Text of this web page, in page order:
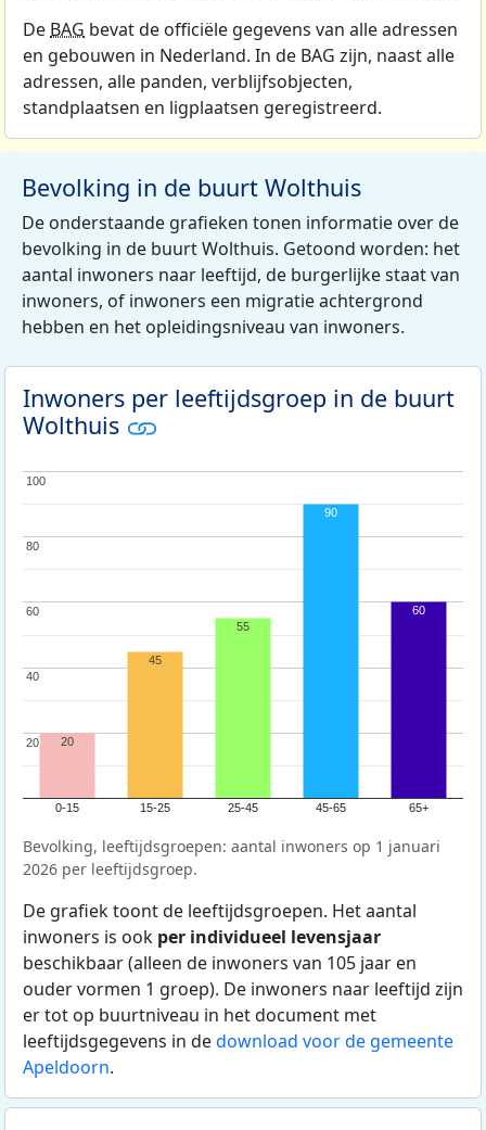
De BAG bevat de officiële gegevens van alle adressen
en gebouwen in Nederland. In de BAG zijn, naast alle
adressen, alle panden, verblijfsobjecten,
standplaatsen en ligplaatsen geregistreerd.
Bevolking in de buurt Wolthuis
De onderstaande grafieken tonen informatie over de
bevolking in de buurt Wolthuis. Getoond worden: het
aantal inwoners naar leeftijd, de burgerlijke staat van
inwoners, of inwoners een migratie achtergrond
hebben en het opleidingsniveau van inwoners.
Inwoners per leeftijdsgroep in de buurt
Wolthuis
0-15 15-25 25-45 45-65 65+
20
20
40
40
60
60
80
80
100
100
20
45
55
90
60
Bevolking, leeftijdsgroepen: aantal inwoners op 1 januari
2026 per leeftijdsgroep.
De grafiek toont de leeftijdsgroepen. Het aantal
inwoners is ook per individueel levensjaar
beschikbaar (alleen de inwoners van 105 jaar en
ouder vormen 1 groep). De inwoners naar leeftijd zijn
er tot op buurtniveau in het document met
leeftijdsgegevens in dedownload voor de gemeente
Apeldoorn.